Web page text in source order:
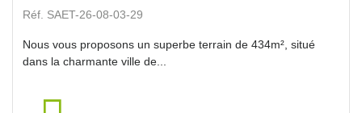
Réf. SAET-26-08-03-29
Nous vous proposons un superbe terrain de 434m², situé
dans la charmante ville de...